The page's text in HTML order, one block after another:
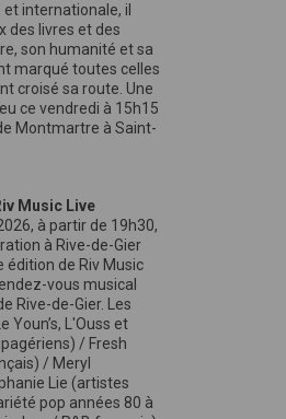
internationale, il
des livres et des
son humanité et sa
marqué toutes celles
croisé sa route. Une
ce vendredi à 15h15
Montmartre à Saint-
Music Live
à partir de 19h30,
à Rive-de-Gier
édition de Riv Music
vous musical
Rive-de-Gier. Les
Youn’s, L'Ouss et
/ Fresh
/ Meryl
Lie (artistes
pop années 80 à